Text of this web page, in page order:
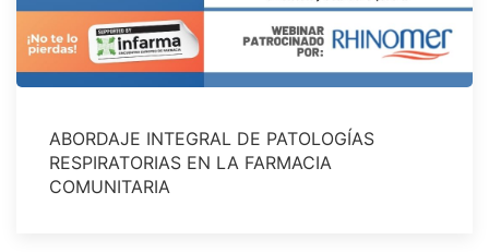
ABORDAJE INTEGRAL DE PATOLOGÍAS
RESPIRATORIAS EN LA FARMACIA
COMUNITARIA